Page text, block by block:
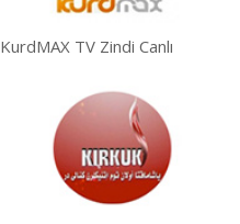
KurdMAX TV Zindi Canlı